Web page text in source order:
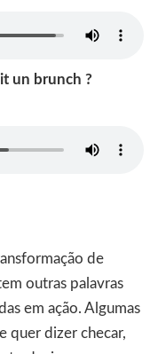
un brunch ?
de
outras palavras
em ação. Algumas
quer dizer checar,